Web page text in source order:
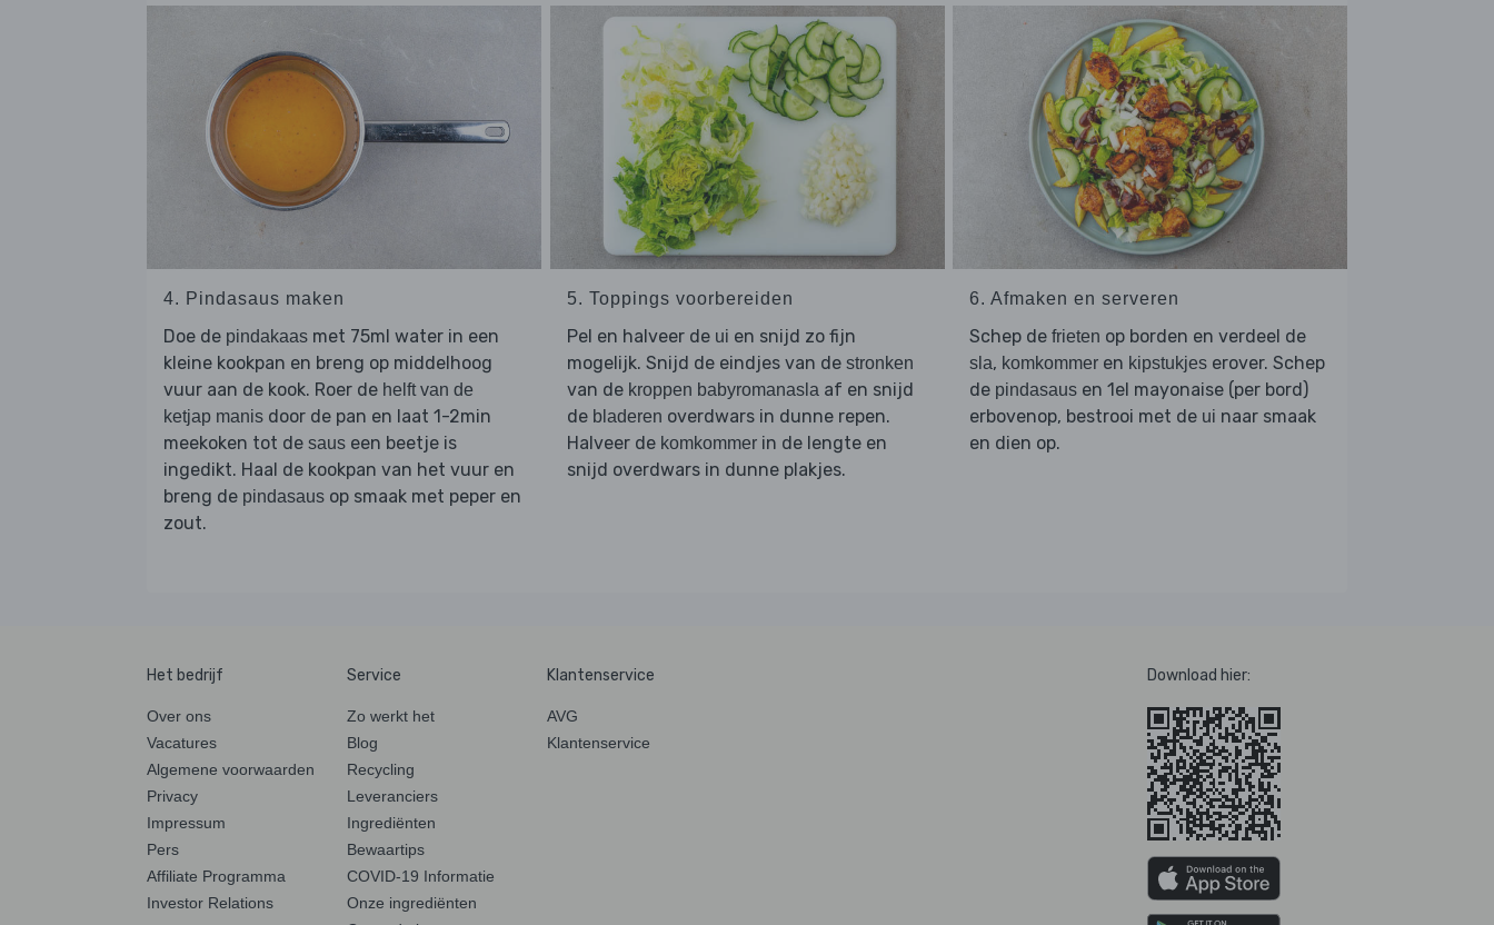
4. Pindasaus maken
Doe de pindakaas met 75ml water in een
kleine kookpan en breng op middelhoog
vuur aan de kook. Roer de helft van de
ketjap manis door de pan en laat 1-2min
meekoken tot de saus een beetje is
ingedikt. Haal de kookpan van het vuur en
breng de pindasaus op smaak met peper en
zout.
5. Toppings voorbereiden
Pel en halveer de ui en snijd zo fijn
mogelijk. Snijd de eindjes van de stronken
van de kroppen babyromanasla af en snijd
de bladeren overdwars in dunne repen.
Halveer de komkommerin de lengte en
snijd overdwars in dunne plakjes.
6. Afmaken en serveren
Schep de frieten op borden en verdeel de
sla, komkommer en kipstukjes erover. Schep
de pindasaus en 1el mayonaise (per bord)
erbovenop, bestrooi met de ui naar smaak
en dien op.
Het bedrijf
Over ons
Vacatures
Algemene voorwaarden
Privacy
Impressum
Pers
Affiliate Programma
Investor Relations
Service
Zo werkt het
Blog
Recycling
Leveranciers
Ingrediënten
Bewaartips
COVID-19 Informatie
Onze ingrediënten
Klantenservice
AVG
Klantenservice
Download hier: